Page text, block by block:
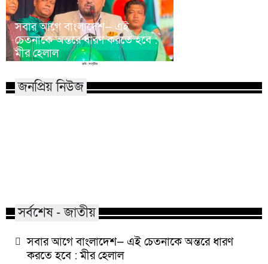
সবার আগে বাংলাদেশ— এই
চেতনাকে অন্তরে ধারণ করতে হবে :
মীর হেলাল
জনপ্রিয় নিউজ
সর্বশেষ - জাতীয়
সবার আগে বাংলাদেশ— এই চেতনাকে অন্তরে ধারণ
করতে হবে : মীর হেলাল